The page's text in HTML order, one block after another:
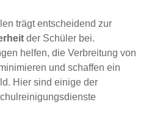
trägt entscheidend zur
der Schüler bei.
helfen, die Verbreitung von
und schaffen ein
Hier sind einige der